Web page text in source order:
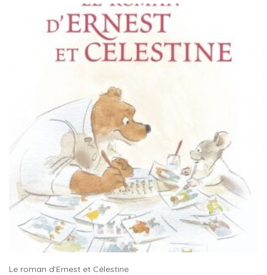
Le roman d’Ernest et Célestine